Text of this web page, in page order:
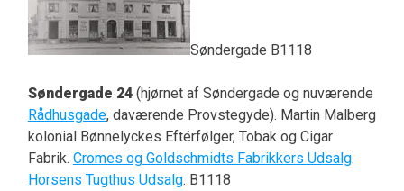
Søndergade B1118
Søndergade 24(hjørnet af Søndergade og nuværende
Rådhusgade, daværende Provstegyde). Martin Malberg
kolonial Bønnelyckes Eftérfølger, Tobak og Cigar
Fabrik. Cromes og Goldschmidts Fabrikkers Udsalg.
Horsens Tugthus Udsalg. B1118